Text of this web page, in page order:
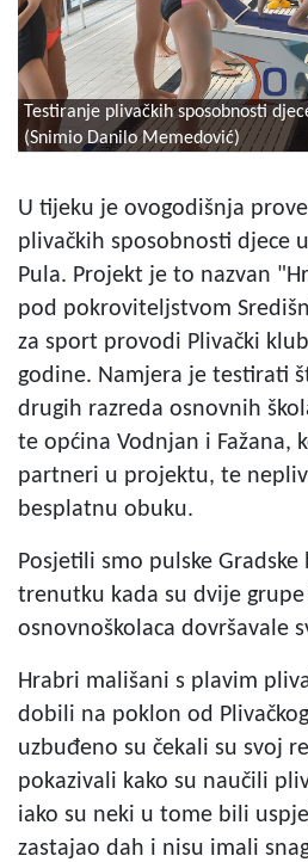
Testiranje plivačkih sposobnosti
(Snimio Danilo Memedović)
U tijeku je ovogodišnja
plivačkih sposobnosti djece
Pula. Projekt je to nazvan
pod pokroviteljstvom
za sport provodi Plivački
godine. Namjera je testirati
drugih razreda osnovnih
te općina Vodnjan i Fažana,
partneri u projektu, te
besplatnu obuku.
Posjetili smo pulske
trenutku kada su dvije
osnovnoškolaca dovršavale
Hrabri mališani s plavim
dobili na poklon od
uzbuđeno su čekali su svoj
pokazivali kako su naučili
iako su neki u tome bili
zastajao dah i nisu imali